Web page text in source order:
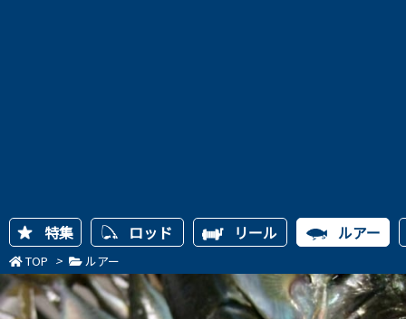
特集 ロッド リール ルアー
TOP > ルアー